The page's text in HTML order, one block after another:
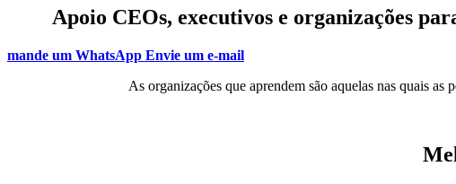
Apoio CEOs, executivos e organizações
mande um WhatsApp Envie um e-mail
As organizações que aprendem são aquelas nas quais